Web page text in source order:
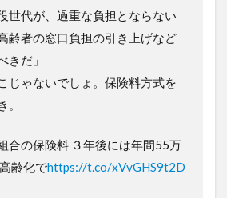
世代が、過重な負担とならない
齢者の窓口負担の引き上げなど
きだ」
じゃないでしょ。保険料方式を
。
合の保険料 ３年後には年間55万
齢化でhttps://t.co/xVvGHS9t2D